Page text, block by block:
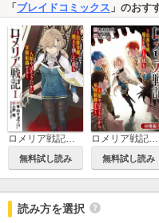
「 ブレイドコミックス 」のおす
ロメリア戦記～伯爵令嬢、魔王を倒した後も人類やばそうだから軍隊組織する～
無料試し読み
ロメリア戦記～伯爵令嬢、魔王を倒した後も人類やばそうだから軍隊組織する～【分冊版】
無料試し読み
読み方を選択